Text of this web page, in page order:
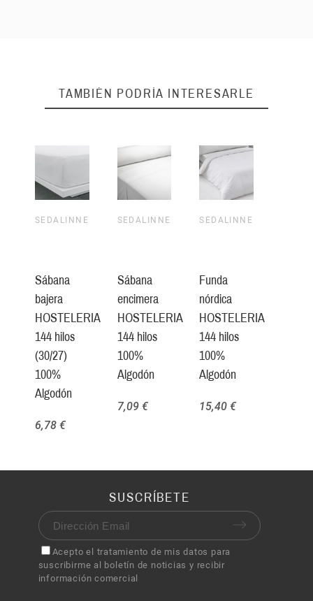
TAMBIÉN PODRÍA INTERESARLE
SEDALINNE
Sábana
bajera
HOSTELERIA
144 hilos
(30/27)
100%
Algodón
6,78 €
SEDALINNE
Sábana
encimera
HOSTELERIA
144 hilos
100%
Algodón
7,09 €
SEDALINNE
Funda
nórdica
HOSTELERIA
144 hilos
100%
Algodón
15,40 €
SUSCRÍBETE
Acepto el tratamiento de mis datos para
suscribirme al boletín de noticias y recibir
información comercial